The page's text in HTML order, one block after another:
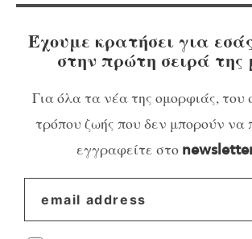
Έχουμε κρατήσει για
στην πρώτη σειρά της
Για όλα τα νέα της ομορφιάς, του
τρόπου ζωής που δεν μπορούν να
εγγραφείτε στο